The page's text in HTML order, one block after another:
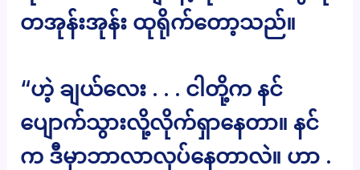
တအုန်းအုန်း ထုရိုက်တော့သည်။
“ဟဲ့ ချယ်လေး . . . ငါတို့က နင်
ပျောက်သွားလို့လိုက်ရှာနေတာ။ နင်
က ဒီမှာဘာလာလုပ်နေတာလဲ။ ဟာ .